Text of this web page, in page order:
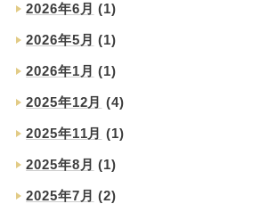
2026年6月 (1)
2026年5月 (1)
2026年1月 (1)
2025年12月 (4)
2025年11月 (1)
2025年8月 (1)
2025年7月 (2)